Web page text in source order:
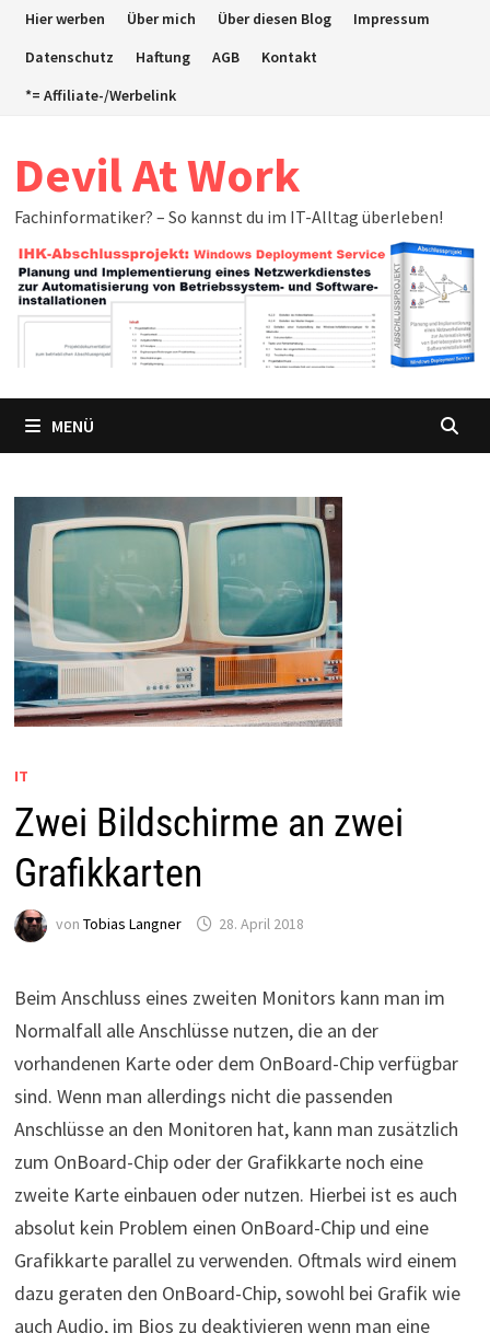
ZumHier werben Über mich Über diesen Blog
Impressum
Datenschutz
Haftung AGB
Kontakt
*= Affiliate-/Werbelink
Devil At Work
Fachinformatiker? – So kannst du im IT-Alltag überleben!
MENÜ
IT
Zwei Bildschirme an zwei
Grafikkarten
von Tobias Langner 28. April 2018
Beim Anschluss eines zweiten Monitors kann man im
Normalfall alle Anschlüsse nutzen, die an der
vorhandenen Karte oder dem OnBoard-Chip verfügbar
sind. Wenn man allerdings nicht die passenden
Anschlüsse an den Monitoren hat, kann man zusätzlich
zum OnBoard-Chip oder der Grafikkarte noch eine
zweite Karte einbauen oder nutzen. Hierbei ist es auch
absolut kein Problem einen OnBoard-Chip und eine
Grafikkarte parallel zu verwenden. Oftmals wird einem
dazu geraten den OnBoard-Chip, sowohl bei Grafik wie
auch Audio, im Bios zu deaktivieren wenn man eine